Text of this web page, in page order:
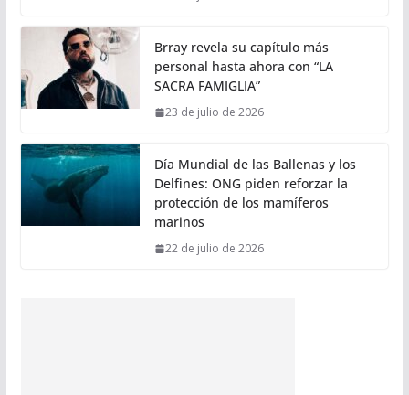
Brray revela su capítulo más
personal hasta ahora con “LA
SACRA FAMIGLIA”
23 de julio de 2026
Día Mundial de las Ballenas y los
Delfines: ONG piden reforzar la
protección de los mamíferos
marinos
22 de julio de 2026